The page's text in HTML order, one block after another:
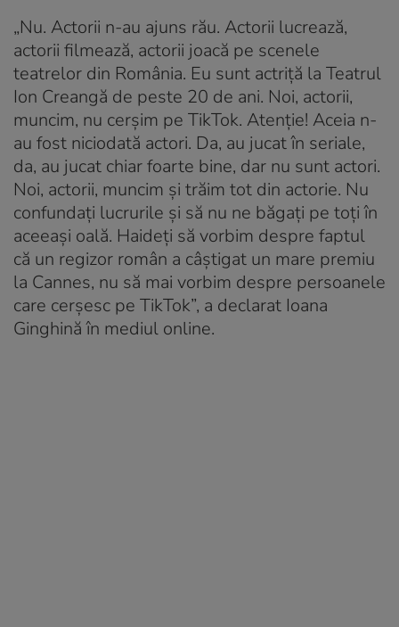
„Nu. Actorii n-au ajuns rău. Actorii lucrează,
actorii filmează, actorii joacă pe scenele
teatrelor din România. Eu sunt actriță la Teatrul
Ion Creangă de peste 20 de ani. Noi, actorii,
muncim, nu cerșim pe TikTok. Atenție! Aceia n-
au fost niciodată actori. Da, au jucat în seriale,
da, au jucat chiar foarte bine, dar nu sunt actori.
Noi, actorii, muncim și trăim tot din actorie. Nu
confundați lucrurile și să nu ne băgați pe toți în
aceeași oală. Haideți să vorbim despre faptul
că un regizor român a câștigat un mare premiu
la Cannes, nu să mai vorbim despre persoanele
care cerșesc pe TikTok”, a declarat Ioana
Ginghină în mediul online.